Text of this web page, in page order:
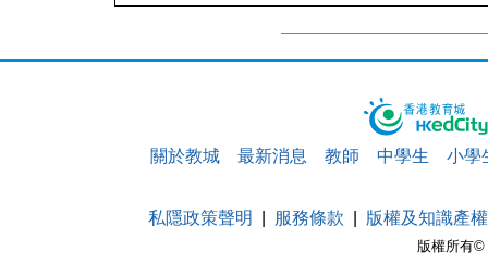
關於教城 最新消息 教師 中學生 小學
版權所有©
私隱政策聲明 服務條款 版權及知識產